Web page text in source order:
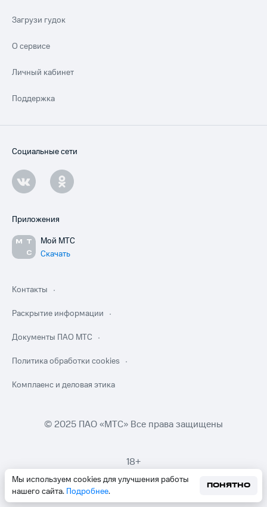
Мы используем cookies для улучшения работы
нашего сайта. Подробнее.
ПОНЯТНО
Загрузи гудок
О сервисе
Личный кабинет
Поддержка
Социальные сети
Приложения
Мой МТС
Скачать
Контакты
Раскрытие информации
Документы ПАО МТС
Политика обработки cookies
Комплаенс и деловая этика
© 2025 ПАО «МТС» Все права защищены
18+